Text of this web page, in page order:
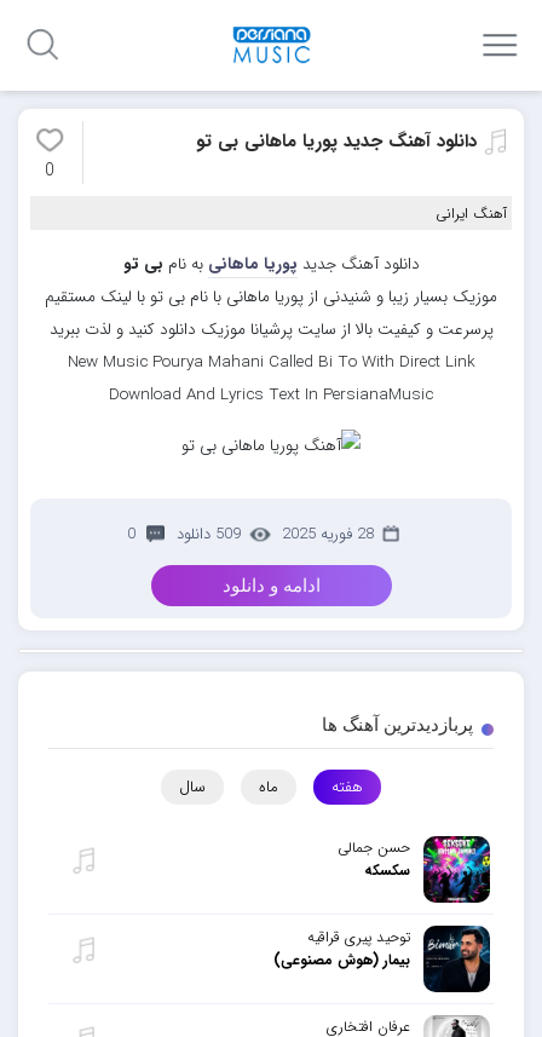
دانلود آهنگ جدید پوریا ماهانی بی تو
0
آهنگ ایرانی
دانلود آهنگ جدید پوریا ماهانی به نام بی تو
موزیک بسیار زیبا و شنیدنی از پوریا ماهانی با نام بی تو با لینک مستقیم
پرسرعت و کیفیت بالا از سایت پرشیانا موزیک دانلود کنید و لذت ببرید
New Music Pourya Mahani Called Bi To With Direct Link
Download And Lyrics Text In PersianaMusic
28 فوریه 2025 509 دانلود 0
ادامه و دانلود
پربازدیدترین آهنگ ها
هفته ماه سال
حسن جمالی
سکسکه
توحید پیری قراقیه
بیمار (هوش مصنوعی)
عرفان افتخاری